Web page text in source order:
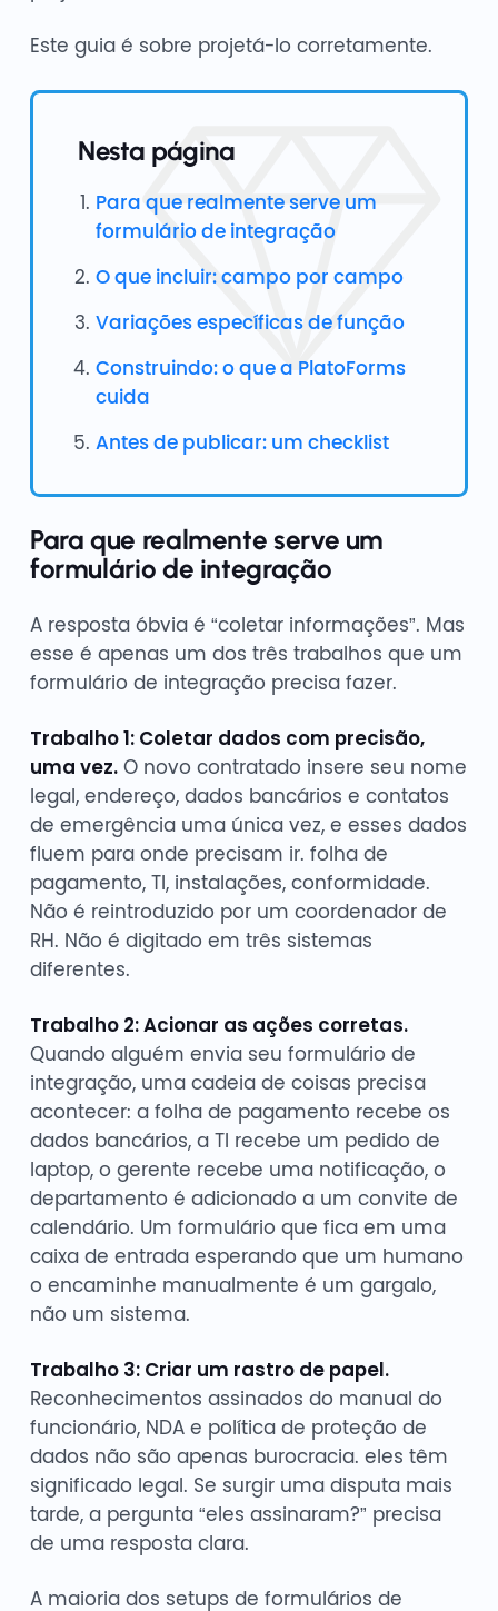
Este guia é sobre projetá-lo corretamente.
Nesta página
Para que realmente serve um
formulário de integração
O que incluir: campo por campo
Variações específicas de função
Construindo: o que a PlatoForms
cuida
Antes de publicar: um checklist
Para que realmente serve um
formulário de integração
A resposta óbvia é “coletar informações”. Mas
esse é apenas um dos três trabalhos que um
formulário de integração precisa fazer.
Trabalho 1: Coletar dados com precisão,
uma vez.O novo contratado insere seu nome
legal, endereço, dados bancários e contatos
de emergência uma única vez, e esses dados
fluem para onde precisam ir. folha de
pagamento, TI, instalações, conformidade.
Não é reintroduzido por um coordenador de
RH. Não é digitado em três sistemas
diferentes.
Trabalho 2: Acionar as ações corretas.
Quando alguém envia seu formulário de
integração, uma cadeia de coisas precisa
acontecer: a folha de pagamento recebe os
dados bancários, a TI recebe um pedido de
laptop, o gerente recebe uma notificação, o
departamento é adicionado a um convite de
calendário. Um formulário que fica em uma
caixa de entrada esperando que um humano
o encaminhe manualmente é um gargalo,
não um sistema.
Trabalho 3: Criar um rastro de papel.
Reconhecimentos assinados do manual do
funcionário, NDA e política de proteção de
dados não são apenas burocracia. eles têm
significado legal. Se surgir uma disputa mais
tarde, a pergunta “eles assinaram?” precisa
de uma resposta clara.
A maioria dos setups de formulários de